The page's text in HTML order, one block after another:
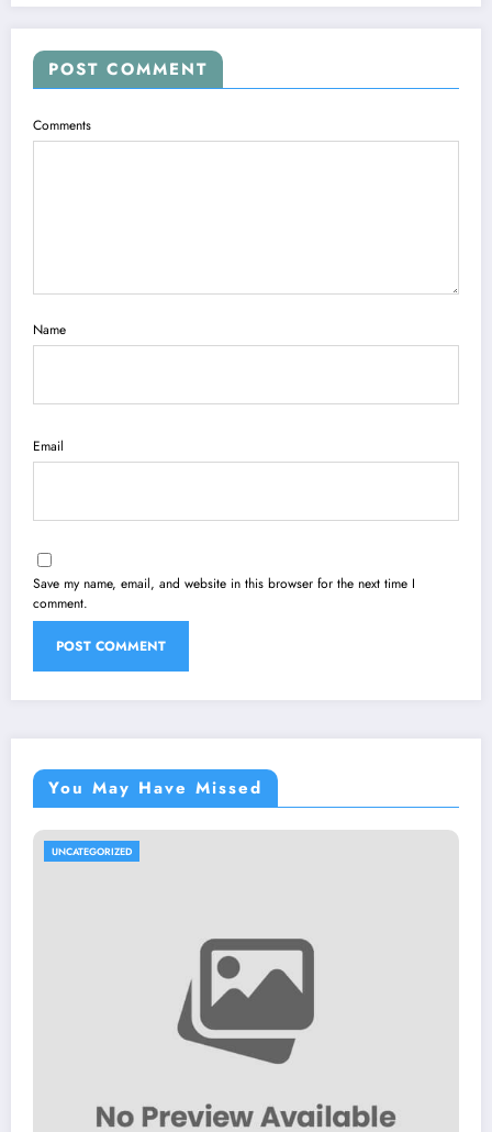
POST COMMENT
Comments
Name
Email
Save my name, email, and website in this browser for the next time I
comment.
You May Have Missed
UNCATEGORIZED